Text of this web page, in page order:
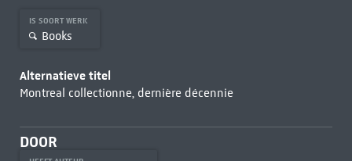
IS SOORT WERK
Books
Alternatieve titel
Montreal collectionne, dernière décennie
DOOR